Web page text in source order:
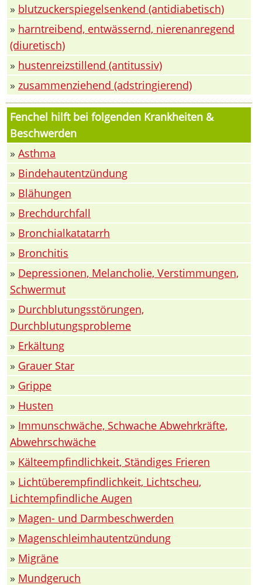
» blutzuckerspiegelsenkend (antidiabetisch)
» harntreibend, entwässernd, nierenanregend
(diuretisch)
» hustenreizstillend (antitussiv)
» zusammenziehend (adstringierend)
Fenchel hilft bei folgenden Krankheiten &
Beschwerden
» Asthma
» Bindehautentzündung
» Blähungen
» Brechdurchfall
» Bronchialkatatarrh
» Bronchitis
» Depressionen, Melancholie, Verstimmungen,
Schwermut
» Durchblutungsstörungen,
Durchblutungsprobleme
» Erkältung
» Grauer Star
» Grippe
» Husten
» Immunschwäche, Schwache Abwehrkräfte,
Abwehrschwäche
» Kälteempfindlichkeit, Ständiges Frieren
» Lichtüberempfindlichkeit, Lichtscheu,
Lichtempfindliche Augen
» Magen- und Darmbeschwerden
» Magenschleimhautentzündung
» Migräne
» Mundgeruch